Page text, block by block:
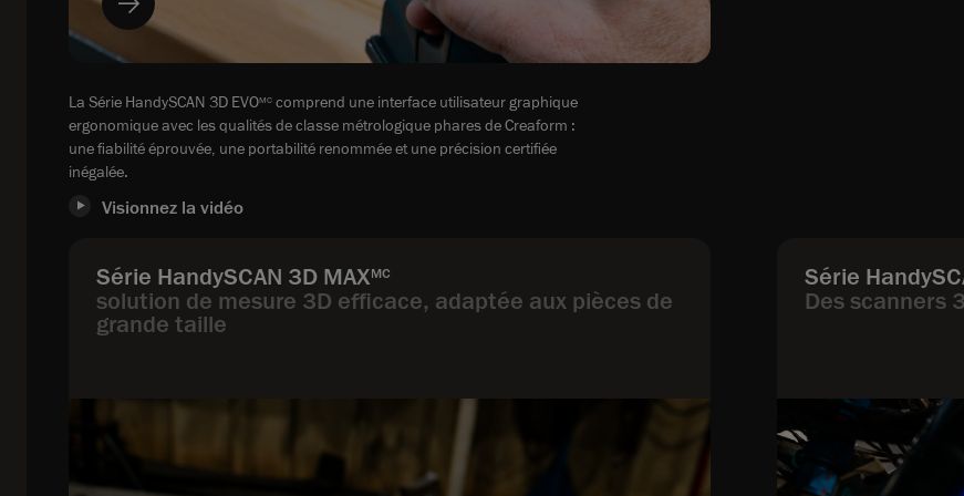
La Série HandySCAN 3D EVOMC comprend une interface utilisateur graphique
ergonomique avec les qualités de classe métrologique phares de Creaform :
une fiabilité éprouvée, une portabilité renommée et une précision certifiée
inégalée.
Visionnez la vidéo
Série HandySCAN 3D MAXMC
solution de mesure 3D efficace, adaptée aux pièces de
grande taille
Série
Des scanners